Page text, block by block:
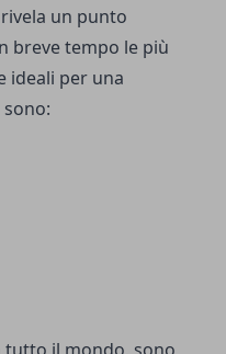
un punto
breve tempo le più
ideali per una